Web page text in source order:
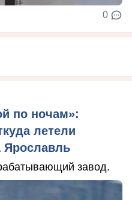
0
по ночам»:
летели
Ярославль
завод.